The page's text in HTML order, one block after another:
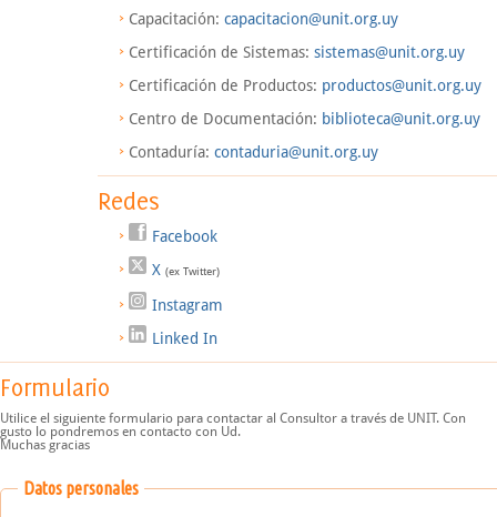
Capacitación: capacitacion@unit.org.uy
Certificación de Sistemas: sistemas@unit.org.uy
Certificación de Productos: productos@unit.org.uy
Centro de Documentación: biblioteca@unit.org.uy
Contaduría: contaduria@unit.org.uy
Redes
Facebook
X (ex Twitter)
Instagram
Linked In
Formulario
Utilice el siguiente formulario para contactar al Consultor a través de UNIT. Con
gusto lo pondremos en contacto con Ud.
Muchas gracias
Datos personales